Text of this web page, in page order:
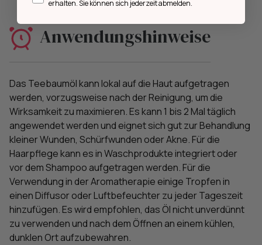
Anwendungshinweise
Das Teebaumöl kann lokal auf die Haut aufgetragen
werden, vorzugsweise nach der Reinigung, um die
Wirksamkeit zu maximieren. Es kann 1 bis 2 Mal täglich
angewendet werden und eignet sich gut zur Behandlung
kleiner Wunden, Schürfwunden oder Akne. Für die
Haarpflege kann es in Waschprodukte integriert oder
vor dem Shampoo aufgetragen werden. Für die
Verwendung in der Aromatherapie einige Tropfen in
einen Diffusor oder Luftbefeuchter zu jeder Tageszeit
hinzufügen. Es wird empfohlen, das Öl nicht unverdünnt
zu verwenden und nach dem Öffnen an einem kühlen,
dunklen Ort aufzubewahren.
erhalten. Sie können sich jederzeit abmelden.